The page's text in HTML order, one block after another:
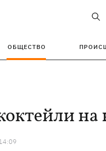
ОБЩЕСТВО
на